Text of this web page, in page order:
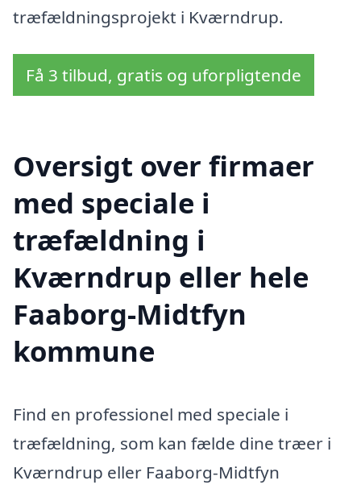
træfældningsprojekt i Kværndrup.
Få 3 tilbud, gratis og uforpligtende
Oversigt over firmaer
med speciale i
træfældning i
Kværndrup eller hele
Faaborg-Midtfyn
kommune
Find en professionel med speciale i
træfældning, som kan fælde dine træer i
Kværndrup eller Faaborg-Midtfyn